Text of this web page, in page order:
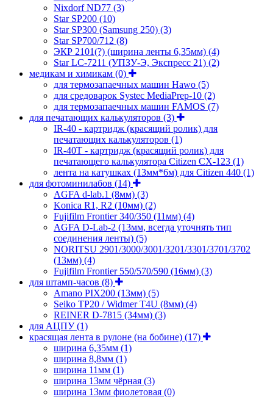
Nixdorf ND77 (3)
Star SP200 (10)
Star SP300 (Samsung 250) (3)
Star SP700/712 (8)
ЭКР 2101(?) (ширина ленты 6,35мм) (4)
Star LC-7211 (УПЗУ-Э, Экспресс 21) (2)
медикам и химикам (0)
для термозапаечных машин Hawo (5)
для средоварок Systec MediaPrep-10 (2)
для термозапаечных машин FAMOS (7)
для печатающих калькуляторов (3)
IR-40 - картридж (красящий ролик) для
печатающих калькуляторов (1)
IR-40T - картридж (красящий ролик) для
печатающего калькулятора Citizen CX-123 (1)
лента на катушках (13мм*6м) для Citizen 440 (1)
для фотоминилабов (14)
AGFA d-lab.1 (8мм) (3)
Konica R1, R2 (10мм) (2)
Fujifilm Frontier 340/350 (11мм) (4)
AGFA D-Lab-2 (13мм, всегда уточнять тип
соединения ленты) (5)
NORITSU 2901/3000/3001/3201/3301/3701/3702
(13мм) (4)
Fujifilm Frontier 550/570/590 (16мм) (3)
для штамп-часов (8)
Amano PIX200 (13мм) (5)
Seiko TP20 / Widmer T4U (8мм) (4)
REINER D-7815 (34мм) (3)
для АЦПУ(1)
красящая лента в рулоне (на бобине) (17)
ширина 6,35мм (1)
ширина 8,8мм (1)
ширина 11мм (1)
ширина 13мм чёрная (3)
ширина 13мм фиолетовая (0)